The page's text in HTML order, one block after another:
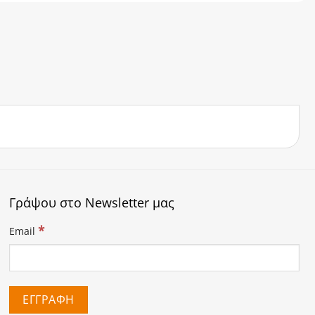
Γράψου στο Newsletter μας
Email *